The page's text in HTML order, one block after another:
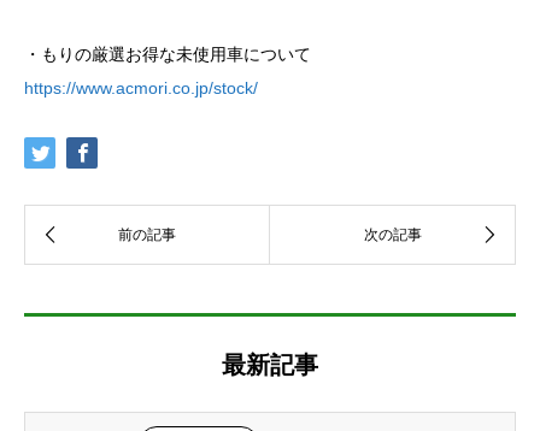
・もりの厳選お得な未使用車について
https://www.acmori.co.jp/stock/
最新記事